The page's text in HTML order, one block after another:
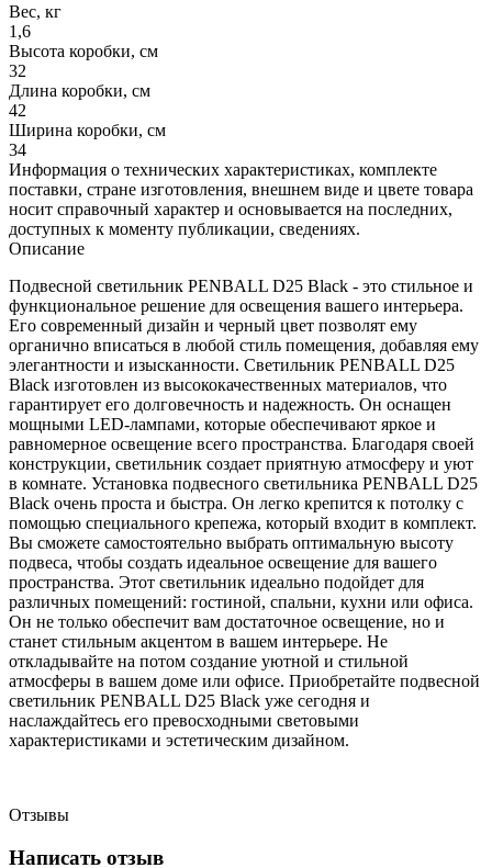
Вес, кг
1,6
Высота коробки, см
32
Длина коробки, см
42
Ширина коробки, см
34
Информация о технических характеристиках, комплекте
поставки, стране изготовления, внешнем виде и цвете товара
носит справочный характер и основывается на последних,
доступных к моменту публикации, сведениях.
Описание
Подвесной светильник PENBALL D25 Black - это стильное и
функциональное решение для освещения вашего интерьера.
Его современный дизайн и черный цвет позволят ему
органично вписаться в любой стиль помещения, добавляя ему
элегантности и изысканности. Светильник PENBALL D25
Black изготовлен из высококачественных материалов, что
гарантирует его долговечность и надежность. Он оснащен
мощными LED-лампами, которые обеспечивают яркое и
равномерное освещение всего пространства. Благодаря своей
конструкции, светильник создает приятную атмосферу и уют
в комнате. Установка подвесного светильника PENBALL D25
Black очень проста и быстра. Он легко крепится к потолку с
помощью специального крепежа, который входит в комплект.
Вы сможете самостоятельно выбрать оптимальную высоту
подвеса, чтобы создать идеальное освещение для вашего
пространства. Этот светильник идеально подойдет для
различных помещений: гостиной, спальни, кухни или офиса.
Он не только обеспечит вам достаточное освещение, но и
станет стильным акцентом в вашем интерьере. Не
откладывайте на потом создание уютной и стильной
атмосферы в вашем доме или офисе. Приобретайте подвесной
светильник PENBALL D25 Black уже сегодня и
наслаждайтесь его превосходными световыми
характеристиками и эстетическим дизайном.
Отзывы
Написать отзыв